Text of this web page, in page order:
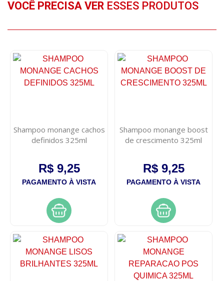
VOCÊ PRECISA VER ESSES PRODUTOS
Shampoo monange cachos
definidos 325ml
R$ 9,25
PAGAMENTO À VISTA
Shampoo monange boost
de crescimento 325ml
R$ 9,25
PAGAMENTO À VISTA